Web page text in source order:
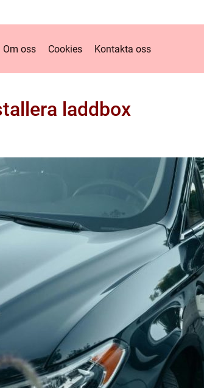
Om oss Cookies Kontakta oss
laddbox